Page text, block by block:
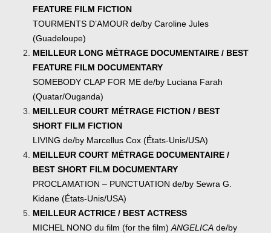
FEATURE FILM FICTION
TOURMENTS D’AMOUR de/by Caroline Jules
(Guadeloupe)
MEILLEUR LONG MÉTRAGE DOCUMENTAIRE / BEST
FEATURE FILM DOCUMENTARY
SOMEBODY CLAP FOR ME de/by Luciana Farah
(Quatar/Ouganda)
MEILLEUR COURT MÉTRAGE FICTION / BEST
SHORT FILM FICTION
LIVING de/by Marcellus Cox (États-Unis/USA)
MEILLEUR COURT MÉTRAGE DOCUMENTAIRE /
BEST SHORT FILM DOCUMENTARY
PROCLAMATION – PUNCTUATION de/by Sewra G.
Kidane (États-Unis/USA)
MEILLEUR ACTRICE / BEST ACTRESS
MICHEL NONO du film (for the film) ANGELICA de/by